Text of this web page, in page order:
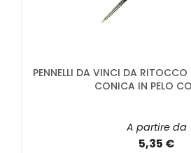
PENNELLI DA VINCI DA
CONICA IN PELO
A partire da
5,35 €